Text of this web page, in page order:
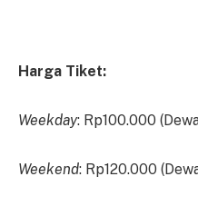
Harga Tiket:
Weekday: Rp100.000
Weekend: Rp120.000